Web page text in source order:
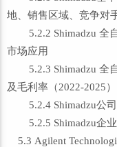
地、销售区域、竞争对
5.2.2 Shimadzu 全自
市场应用
5.2.3 Shimadzu 全自
及毛利率（2022-2025）
5.2.4 Shimadzu公司
5.2.5 Shimadzu企业
5.3 Agilent